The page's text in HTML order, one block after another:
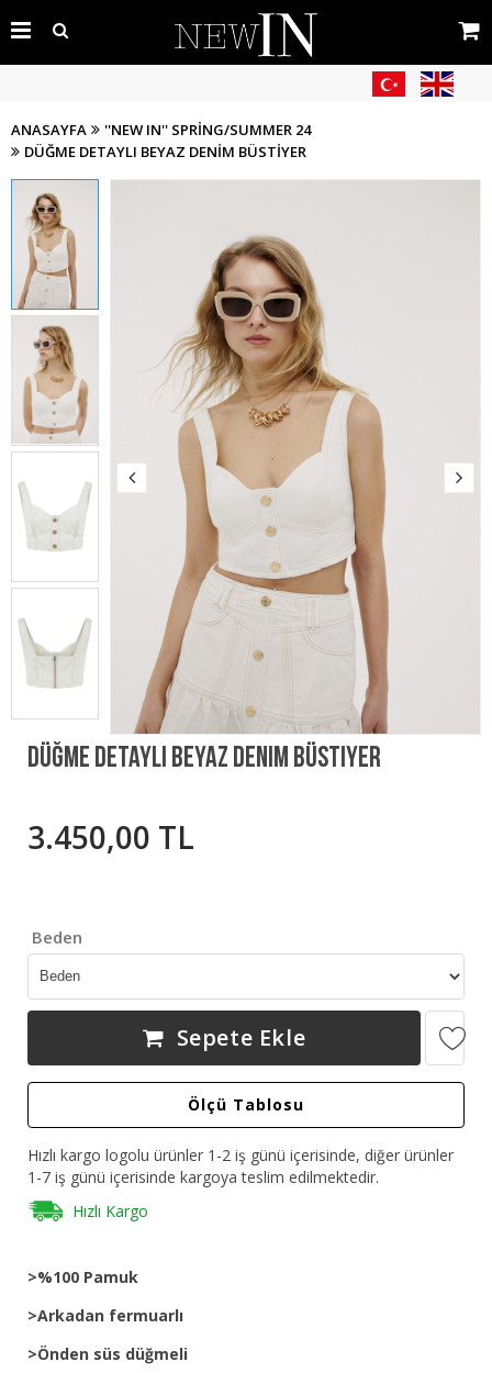
ANASAYFA
''NEW IN'' SPRING/SUMMER 24
DÜĞME DETAYLI BEYAZ DENIM BÜSTIYER
Düğme Detaylı Beyaz Denim Büstiyer
3.450,00 TL
Beden
Sepete Ekle
Ölçü Tablosu
Hızlı kargo logolu ürünler 1-2 iş günü içerisinde, diğer ürünler
1-7 iş günü içerisinde kargoya teslim edilmektedir.
Hızlı Kargo
>%100 Pamuk
>Arkadan fermuarlı
>Önden süs düğmeli